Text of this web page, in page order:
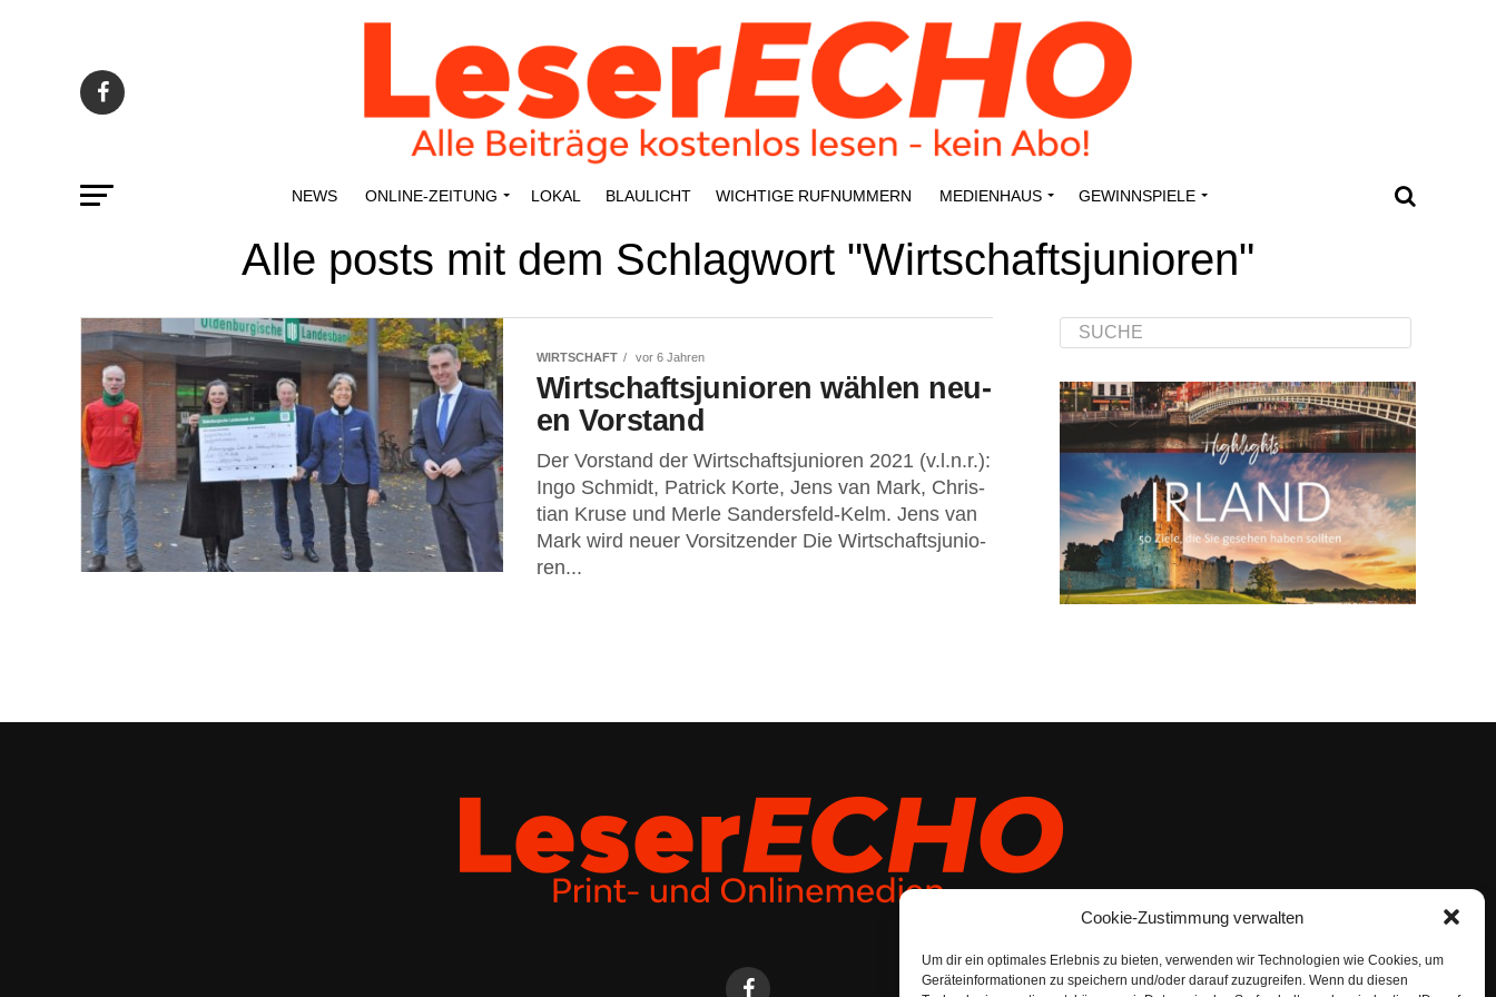
Cookie-Zustimmung verwalten
Um dir ein optimales Erlebnis zu bieten, verwenden wir Technologien wie Cookies, um
Geräteinformationen zu speichern und/oder darauf zuzugreifen. Wenn du diesen
NEWS ONLINE-ZEI­­TUNG LOKAL BLAU­LICHT WICH­TI­GE RUFNUMMERN MEDI­EN­HAUS GEWINN­SPIE­LE
Alle posts mit dem Schlagwort "Wirtschaftsjunioren"
WIRTSCHAFT vor 6 Jahren
Wirt­schafts­ju­nio­ren wäh­len neu­
en Vorstand
Der Vor­stand der Wirt­schafts­ju­nio­ren 2021 (v.l.n.r.):
Ingo Schmidt, Patrick Kor­te, Jens van Mark, Chris­
ti­an Kru­se und Mer­le Sandersfeld-Kelm. Jens van
Mark wird neu­er Vorsitzender Die Wirt­schafts­ju­nio­
ren...